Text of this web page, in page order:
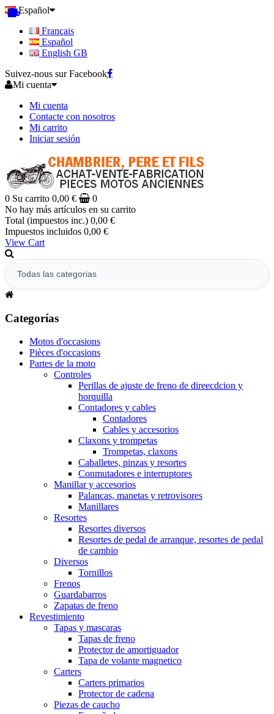
Español
Français
Español
English GB
Suivez-nous sur Facebook
Mi cuenta
Mi cuenta
Contacte con nosotros
Mi carrito
Iniciar sesión
0 Su carrito 0,00 €
0
No hay más artículos en su carrito
Total (impuestos inc.) 0,00 €
Impuestos incluidos 0,00 €
View Cart
Categorías
Motos d'occasions
Pièces d'occasions
Partes de la moto
Controles
Perillas de ajuste de freno de direecdcion y
horquilla
Contadores y cables
Contadores
Cables y accesorios
Claxons y trompetas
Trompetas, claxons
Caballetes, pinzas y resortes
Conmutadores e interruptores
Manillar y accesorios
Palancas, manetas y retrovisores
Manillares
Resortes
Resortes diversos
Resortes de pedal de arranque, resortes de pedal
de cambio
Diversos
Tornillos
Frenos
Guardabarros
Zapatas de freno
Revestimiento
Tapas y mascaras
Tapas de freno
Protector de amortiguador
Tapa de volante magnetico
Carters
Carters primarios
Protector de cadena
Piezas de caucho